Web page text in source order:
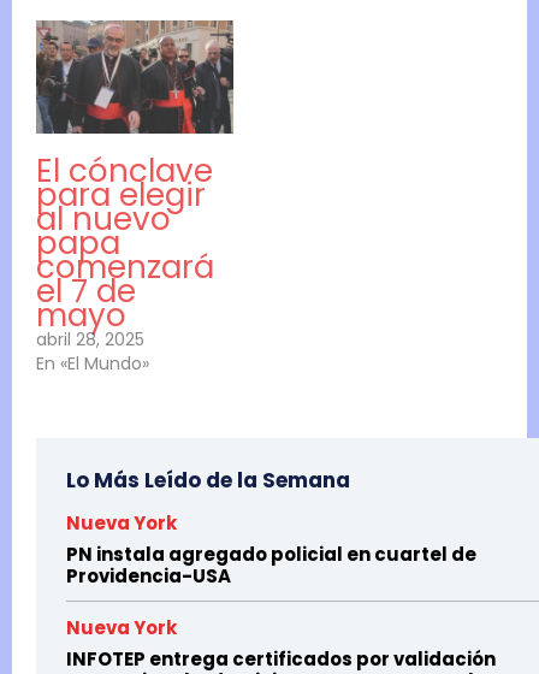
El cónclave
para elegir
al nuevo
papa
comenzará
el 7 de
mayo
abril 28, 2025
En «El Mundo»
Lo Más Leído de la Semana
Nueva York
PN instala agregado policial en cuartel de
Providencia-USA
Nueva York
INFOTEP entrega certificados por validación